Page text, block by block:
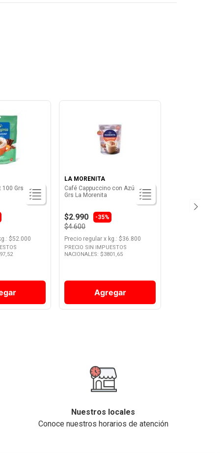
100 Grs La
: $52.000
LA MORENITA
Café Cappuccino con Azúcar 125
Grs La Morenita
$2.990 -35%
$4.600
Precio regular x kg.: $36.800
PRECIO SIN IMPUESTOS
NACIONALES: $3801,65
Agregar
Nuestros locales
Conoce nuestros horarios de atención